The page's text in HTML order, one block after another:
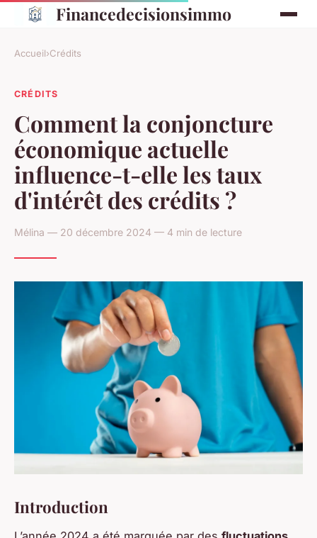
Financedecisionsimmo
Accueil›Crédits
CRÉDITS
Comment la conjoncture
économique actuelle
influence-t-elle les taux
d'intérêt des crédits ?
Mélina — 20 décembre 2024 — 4 min de lecture
Introduction